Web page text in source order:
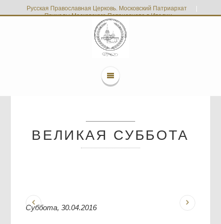
Русская Православная Церковь. Московский Патриархат
Приходы Московского Патриархата в Италии
ВЕЛИКАЯ СУББОТА
Суббота, 30.04.2016